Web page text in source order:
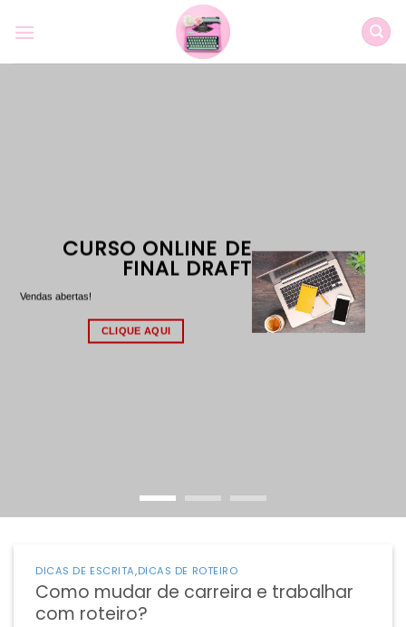
CURSO ONLINE DE
FINAL DRAFT
Vendas abertas!
CLIQUE AQUI
DICAS DE ESCRITA,DICAS DE ROTEIRO
Como mudar de carreira e trabalhar
com roteiro?